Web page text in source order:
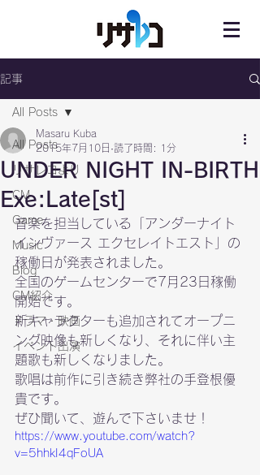
記事
All Posts
リサレコより
CM
Game
Music
Blog
CM紹介
ドラマ・映画
イベント出演
All Posts
UNDER NIGHT IN-BIRTH
Exe:Late[st]
Masaru Kuba
2015年7月10日 読了時間: 1分
音楽を担当している「アンダーナイト
インヴァース エクセレイトエスト」の
稼働日が発表されました。
全国のゲームセンターで7月23日稼働
開始です。
新キャラクターも追加されてオープニ
ング映像も新しくなり、それに伴い主
題歌も新しくなりました。
歌唱は前作に引き続き弊社の手登根優
貴です。
ぜひ聞いて、遊んで下さいませ！
https://www.youtube.com/watch?
v=5hhkI4qFoUA